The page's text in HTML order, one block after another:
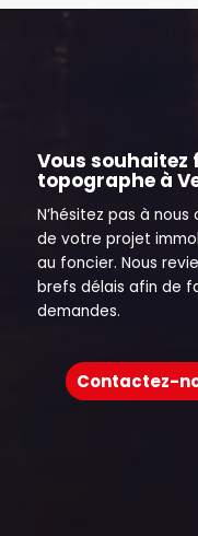
Vous souhaitez
topographe à
N’hésitez pas à
de votre projet
au foncier. Nous
brefs délais afin de
demandes.
Contactez-